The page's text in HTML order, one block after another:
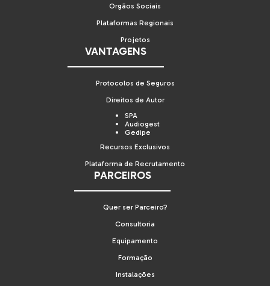
Orgãos Sociais
Plataformas Regionais
Projetos
VANTAGENS
Protocolos de Seguros
Direitos de Autor
SPA
Audiogest
Gedipe
Recursos Exclusivos
Plataforma de Recrutamento
PARCEIROS
Quer ser Parceiro?
Consultoria
Equipamento
Formação
Instalações